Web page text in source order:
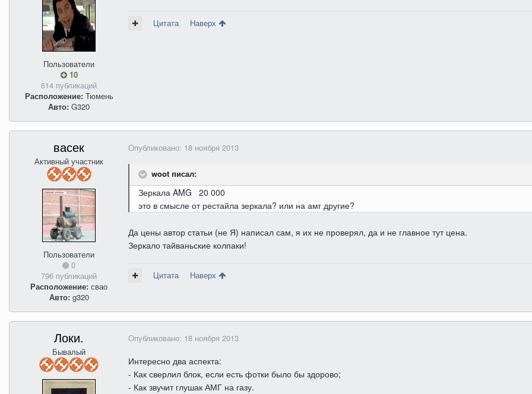
Пользователи
10
614 публикаций
Расположение:Тюмень
Авто: G320
Цитата Наверх
васек
Активный участник
Пользователи
0
796 публикаций
Расположение: свао
Авто:g320
Опубликовано: 18 ноября 2013
woot писал:
Зеркала AMG 20 000
это в смысле от рестайла зеркала? или на амг другие?
Да цены автор статьи (не Я) написал сам, я их не проверял, да и не главное тут цена.
Зеркало тайваньские колпаки!
Цитата Наверх
Локи.
Бывалый
Опубликовано: 18 ноября 2013
Интересно два аспекта:
- Как сверлил блок, если есть фотки было бы здорово;
- Как звучит глушак АМГ на газу.